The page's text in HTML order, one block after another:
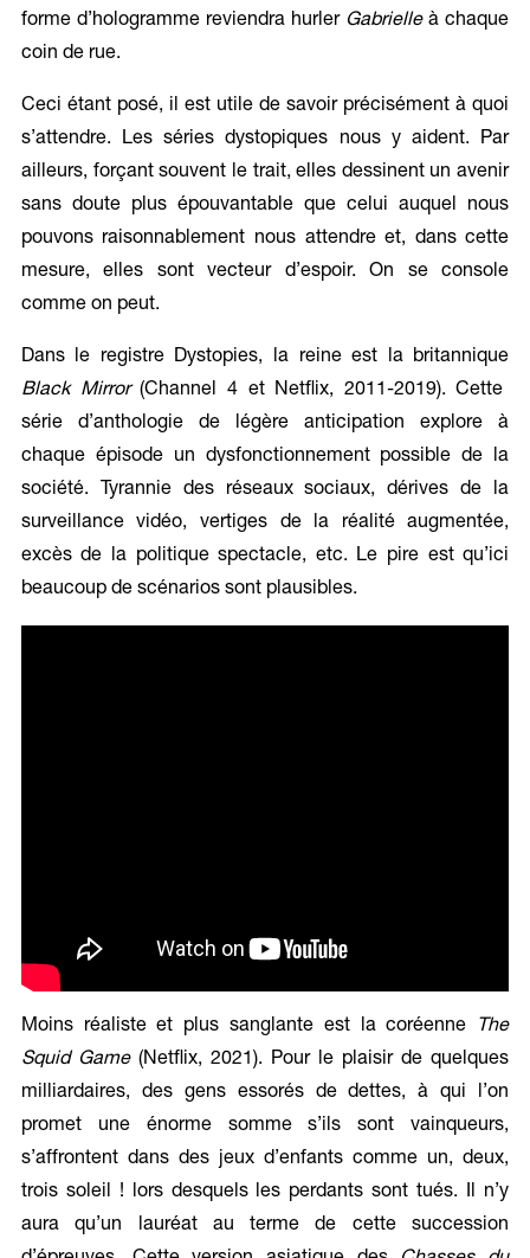
forme d’hologramme reviendra hurler Gabrielleà chaque
coin de rue.
Ceci étant posé, il est utile de savoir précisément à quoi
s’attendre. Les séries dystopiques nous y aident. Par
ailleurs, forçant souvent le trait, elles dessinent un avenir
sans doute plus épouvantable que celui auquel nous
pouvons raisonnablement nous attendre et, dans cette
mesure, elles sont vecteur d’espoir. On se console
comme on peut.
Dans le registre Dystopies, la reine est la britannique
Black Mirror(Channel 4 et Netflix, 2011-2019). Cette
série d’anthologie de légère anticipation explore à
chaque épisode un dysfonctionnement possible de la
société. Tyrannie des réseaux sociaux, dérives de la
surveillance vidéo, vertiges de la réalité augmentée,
excès de la politique spectacle, etc. Le pire est qu’ici
beaucoup de scénarios sont plausibles.
Moins réaliste et plus sanglante est la coréenne
The
Squid Game (Netflix, 2021). Pour le plaisir de quelques
milliardaires, des gens essorés de dettes, à qui l’on
promet une énorme somme s’ils sont vainqueurs,
s’affrontent dans des jeux d’enfants comme un, deux,
trois soleil ! lors desquels les perdants sont tués. Il n’y
aura qu’un lauréat au terme de cette succession